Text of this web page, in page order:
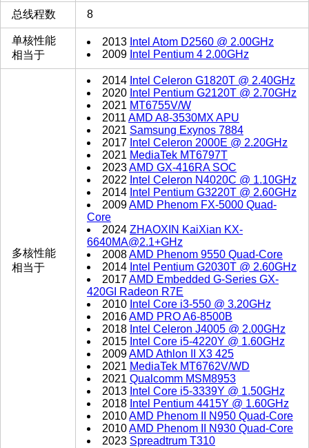
总线程数 8
单核性能
相当于
2013 Intel Atom D2560 @ 2.00GHz
2009 Intel Pentium 4 2.00GHz
多核性能
相当于
2014 Intel Celeron G1820T @ 2.40GHz
2020 Intel Pentium G2120T @ 2.70GHz
2021 MT6755V/W
2011AMD A8-3530MX APU
2021 Samsung Exynos 7884
2017 Intel Celeron 2000E @ 2.20GHz
2021 MediaTek MT6797T
2023AMD GX-416RA SOC
2022 Intel Celeron N4020C @ 1.10GHz
2014 Intel Pentium G3220T @ 2.60GHz
2009AMD Phenom FX-5000 Quad-
Core
2024 ZHAOXIN KaiXian KX-
6640MA@2.1+GHz
2008AMD Phenom 9550 Quad-Core
2014 Intel Pentium G2030T @ 2.60GHz
2017AMD Embedded G-Series GX-
420GI Radeon R7E
2010 Intel Core i3-550 @ 3.20GHz
2016AMD PRO A6-8500B
2018 Intel Celeron J4005 @ 2.00GHz
2015 Intel Core i5-4220Y @ 1.60GHz
2009AMD Athlon II X3 425
2021 MediaTek MT6762V/WD
2021 Qualcomm MSM8953
2013 Intel Core i5-3339Y @ 1.50GHz
2018 Intel Pentium 4415Y @ 1.60GHz
2010AMD Phenom II N950 Quad-Core
2010AMD Phenom II N930 Quad-Core
2023 Spreadtrum T310